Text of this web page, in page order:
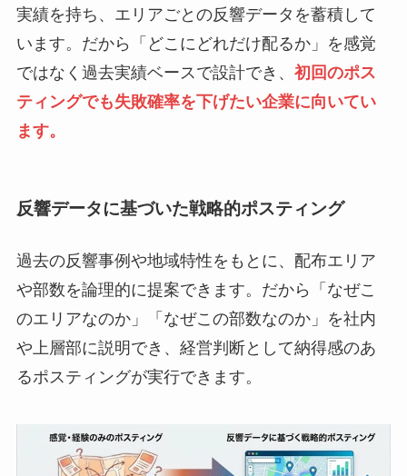
実績を持ち、エリアごとの反響データを蓄積して
います。だから「どこにどれだけ配るか」を感覚
ではなく過去実績ベースで設計でき、 初回のポス
ティングでも失敗確率を下げたい企業に向いてい
ます。
反響データに基づいた戦略的ポスティング
過去の反響事例や地域特性をもとに、配布エリア
や部数を論理的に提案できます。だから「なぜこ
のエリアなのか」「なぜこの部数なのか」を社内
や上層部に説明でき、経営判断として納得感のあ
るポスティングが実行できます。